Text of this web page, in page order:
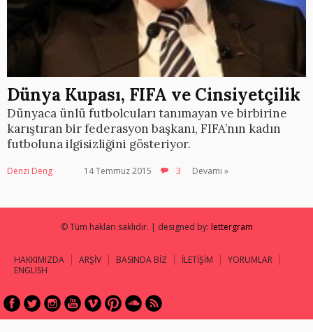
Dünya Kupası, FIFA ve Cinsiyetçilik
Dünyaca ünlü futbolcuları tanımayan ve birbirine
karıştıran bir federasyon başkanı, FIFA’nın kadın
futboluna ilgisizliğini gösteriyor.
Denzi Deng 14 Temmuz 2015 3 Devamı »
© Tüm hakları saklıdır. | designed by: lettergram
HAKKIMIZDA ARŞİV BASINDA BİZ İLETİŞİM
YORUMLAR
ENGLISH